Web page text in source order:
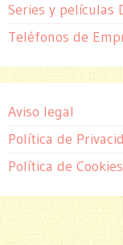
Series y películas
Teléfonos de
Aviso legal
Política de
Política de Cookies